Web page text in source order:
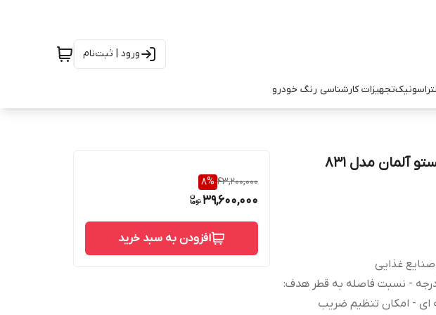
ورود | ثبت‌نام
تجهیزات کارشناسی رنگ خودرو
آلمان مدل 831
صنایع غذایی
اندازه گیری : 210...30- درجه - نسبت فاصله به قطر هدف:
ای - امکان تنظیم ضریب
43,200,000
8%
39,600,000
افزودن به سبد خرید